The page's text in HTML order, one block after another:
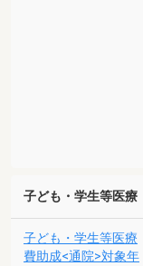
子ども・学生等医療
子ども・学生等医療
費助成<通院>対象年